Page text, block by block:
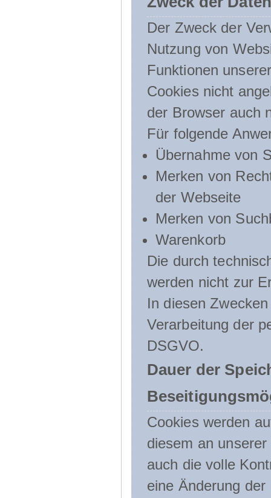
Der Zweck der
Nutzung von
Funktionen
Cookies nicht
der Browser auch
Für folgende
Übernahme von
Merken von
der Webseite
Merken von
Warenkorb
Die durch
werden nicht zur
In diesen
Verarbeitung der
DSGVO.
Dauer der
Cookies werden
diesem an
auch die volle
eine Änderung